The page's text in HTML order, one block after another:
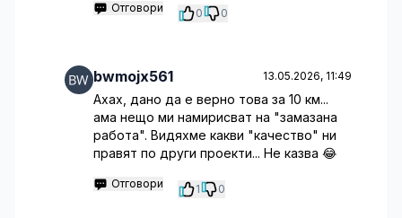
Отговори 0 0
bwmojx561 13.05.2026, 11:49
Ахах, дано да е верно това за 10 км...
ама нещо ми намирисват на "замазана
работа". Видяхме какви "качество" ни
правят по други проекти... Не казва 😂
Отговори 1 0